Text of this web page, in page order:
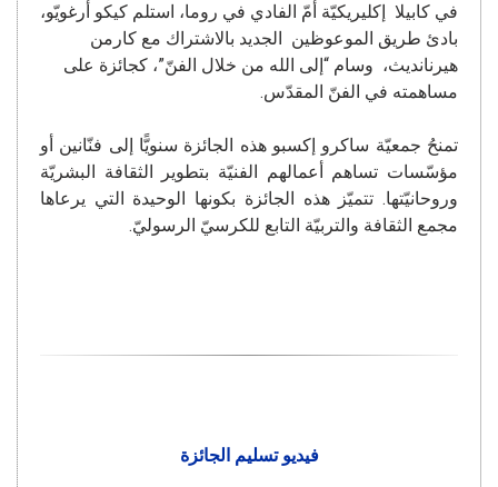
في كابيلا إكليريكيّة أمّ الفادي في روما، استلم كيكو أرغويّو،
بادئ طريق الموعوظين الجديد بالاشتراك مع كارمن
هيرنانديث، وسام “إلى الله من خلال الفنّ”، كجائزة على
مساهمته في الفنّ المقدّس.
تمنحُ جمعيّة ساكرو إكسبو هذه الجائزة سنويًّا إلى فنّانين أو
مؤسّسات تساهم أعمالهم الفنيّة بتطوير الثقافة البشريّة
وروحانيّتها. تتميّز هذه الجائزة بكونها الوحيدة التي يرعاها
مجمع الثقافة والتربيّة التابع للكرسيّ الرسوليّ.
فيديو تسليم الجائزة